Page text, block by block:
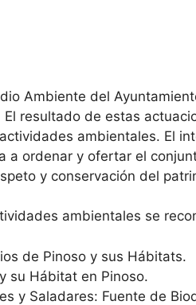
Ambiente del
resultado de estas
ambientales. El
a ordenar y ofertar el
y conservación del
ambientales se
de Pinoso y sus Hábitats.
su Hábitat en Pinoso.
y Saladares: Fuente de